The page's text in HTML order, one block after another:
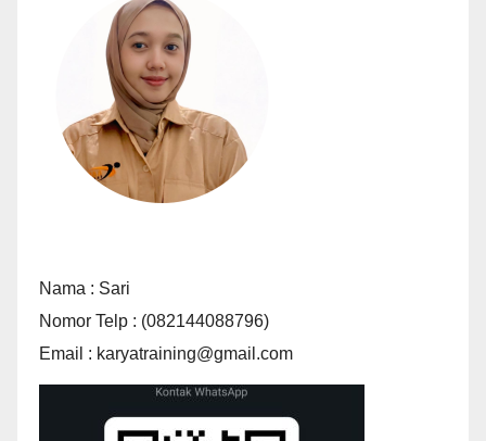
Nama : Sari
Nomor Telp : (082144088796)
Email : karyatraining@gmail.com